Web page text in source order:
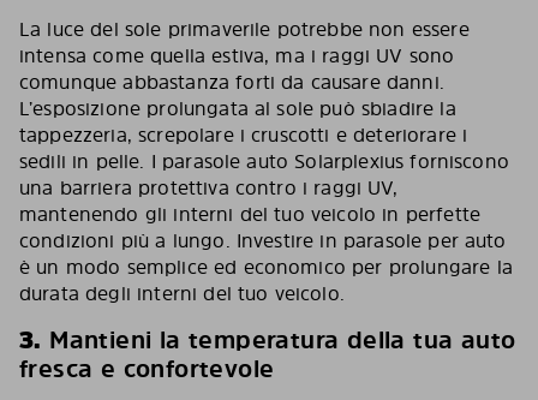
La luce del sole primaverile potrebbe non essere
intensa come quella estiva, ma i raggi UV sono
comunque abbastanza forti da causare danni.
L’esposizione prolungata al sole può sbiadire la
tappezzeria, screpolare i cruscotti e deteriorare i
sedili in pelle. I parasole auto Solarplexius forniscono
una barriera protettiva contro i raggi UV,
mantenendo gli interni del tuo veicolo in perfette
condizioni più a lungo. Investire in parasole per auto
è un modo semplice ed economico per prolungare la
durata degli interni del tuo veicolo.
3. Mantieni la temperatura della tua auto
fresca e confortevole